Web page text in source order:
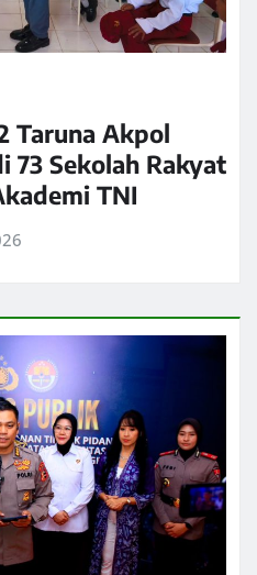
Taruna Akpol
73 Sekolah Rakyat
TNI